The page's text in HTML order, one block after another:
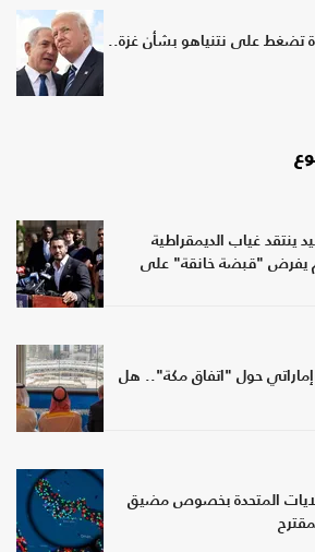
تضغط على نتنياهو بشأن غزة..
ينتقد غياب الديمقراطية
يفرض "قبضة خانقة" على
حول "اتفاق مكة".. هل
المتحدة بخصوص مضيق